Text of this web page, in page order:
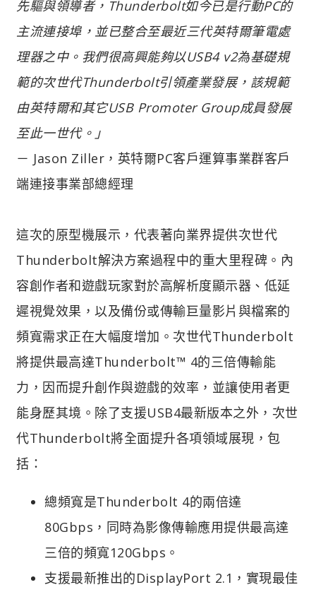
先驅與領導者，Thunderbolt如今已是行動PC的
主流連接埠，並已整合至最近三代英特爾筆電處
理器之中。我們很高興能夠以USB4 v2為基礎規
範的次世代Thunderbolt引領產業發展，該規範
由英特爾和其它USB Promoter Group成員發展
至此一世代。」
－ Jason Ziller，英特爾PC客戶運算事業群客戶
端連接事業部總經理
這次的原型機展示，代表著向業界提供次世代
Thunderbolt解決方案過程中的重大里程碑。內
容創作者和遊戲玩家對於高解析度顯示器、低延
遲視覺效果，以及備份或傳輸巨量影片與檔案的
頻寬需求正在大幅度增加。次世代Thunderbolt
將提供最高達Thunderbolt™ 4的三倍傳輸能
力，因而提升創作與遊戲的效率，並讓使用者更
能身歷其境。除了支援USB4最新版本之外，次世
代Thunderbolt將全面提升各項領域展現，包
括：
總頻寬是Thunderbolt 4的兩倍達
80Gbps，同時為影像傳輸應用提供最高達
三倍的頻寬120Gbps。
支援最新推出的DisplayPort 2.1，實現最佳